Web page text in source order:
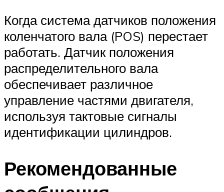
Когда система датчиков положения
коленчатого вала (POS) перестает
работать. Датчик положения
распределительного вала
обеспечивает различное
управление частями двигателя,
используя тактовые сигналы
идентификации цилиндров.
Рекомендованные